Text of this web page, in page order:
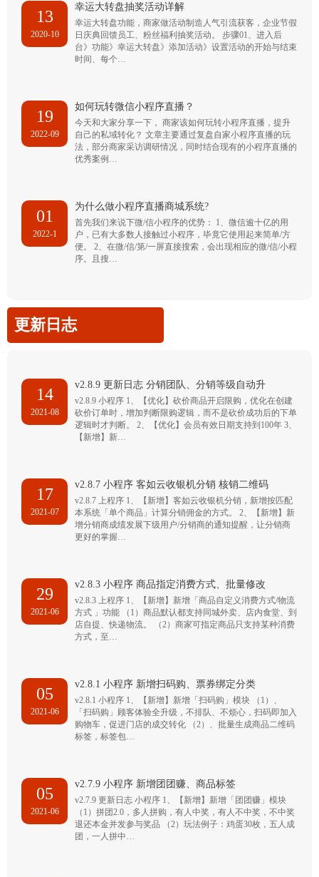
13
2020-10
幸运大转盘抽奖活动详解
幸运大转盘功能，商家做活动制造人气引流获客，企业节假
日庆典回馈员工、粉丝福利抽奖活动。 步骤01、进入后
台》功能》幸运大转盘》添加活动》设置活动的开始与结束
时间、每个…
19
2022-09
如何玩转微信小程序直播？
今天和大家分享一下， 商家该如何玩转小程序直播，提升
自己的私域转化？ 文章主要通过复盘自家小程序直播的玩
法，部分商家采访调研情况，同时结合现有的小程序直播的
优秀案例…
01
2022-1
为什么做小程序直播商城系统?
首先我们来说下微/信小程序的优势： 1、微信逾十亿的用
户，已有大多数人接触过小程序，毕竟它使用起来简单/方
便。 2、在微/信/第/一屏直接搜索，会出现相应的微/信/小程
序。且搜…
更新日志
14
2021-08
v2.8.9 更新日志 分销团队、分销等级自动升
v2.8.9 小程序 1、【优化】砍价商品开启限购，优化在创建
砍价订单时，增加判断限购逻辑，而不是砍价成功后的下单
逻辑时才判断。 2、【优化】会员有效日期支持到100年 3、
【新增】新…
17
2021-07
v2.8.7 小程序 客如云收银机分销 核销二维码
v2.8.7 上程序 1、【新增】客如云收银机分销，新增按匹配
本系统「单个商品」计算分销佣金的方式。 2、【新增】新
增分销商成绩发展下级用户/分销商的通知提醒，让分销商
更好的掌握…
29
2021-06
v2.8.3 小程序 商品指定消费方式、批量修改
v2.8.3 上程序 1、【新增】新增「商品自定义消费方式/物流
方式 」功能 （1）商品默认都支持同城外卖、店内食堂、到
店自提、快递物流。 （2）商家可指定商品只支持某种消费
方式，至…
05
2021-06
v2.8.1 小程序 新增扫码购、票券绑定分类
v2.8.1 小程序 1、【新增】新增「扫码购」模块 （1）、
「扫码购」顾客体验全升级，不排队、不烦心，扫码即加入
购物车，促进门店的成交转化 （2）、批量生成商品二维码
标签，标签包…
05
2021-06
v2.7.9 小程序 新增团团赚、商品标签
v2.7.9 更新日志 小程序 1、【新增】新增「团团赚」模块
（1）拼团2.0，多人拼购，有人中奖，有人不中奖，不中奖
退还本金并发参与奖品 （2）玩法例子：鸡蛋30枚，五人成
团，一人拼中…